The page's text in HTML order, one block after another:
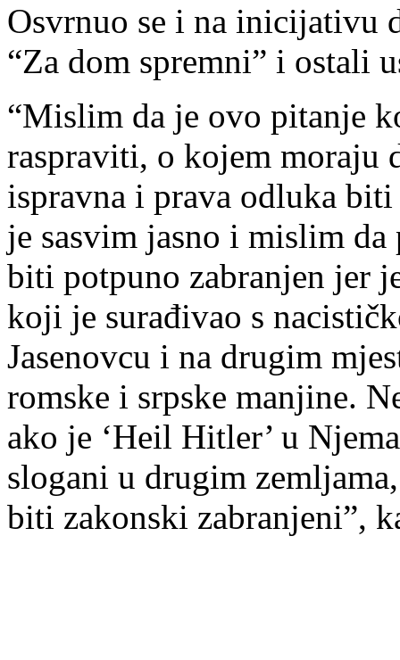
Osvrnuo se i na inicijativu
“Za dom spremni” i ostali
“Mislim da je ovo pitanje
raspraviti, o kojem moraju
ispravna i prava odluka biti
je sasvim jasno i mislim da
biti potpuno zabranjen jer
koji je surađivao s
Jasenovcu i na drugim
romske i srpske manjine.
ako je ‘Heil Hitler’ u
slogani u drugim
biti zakonski zabranjeni”,